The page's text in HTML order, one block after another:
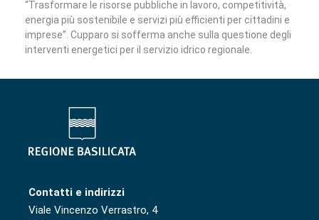
“Trasformare le risorse pubbliche in lavoro, competitività,
energia più sostenibile e servizi più efficienti per cittadini e
imprese”. Cupparo si sofferma anche sulla questione degli
interventi energetici per il servizio idrico regionale.
Contatti e indirizzi
Viale Vincenzo Verrastro, 4